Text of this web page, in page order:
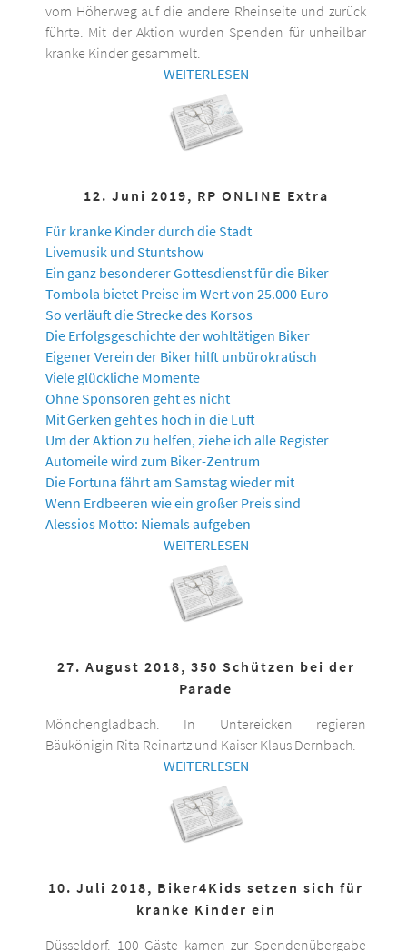
vom Höherweg auf die andere Rheinseite und zurück
führte. Mit der Aktion wurden Spenden für unheilbar
kranke Kinder gesammelt.
WEITERLESEN
12. Juni 2019, RP ONLINE Extra
Für kranke Kinder durch die Stadt
Livemusik und Stuntshow
Ein ganz besonderer Gottesdienst für die Biker
Tombola bietet Preise im Wert von 25.000 Euro
So verläuft die Strecke des Korsos
Die Erfolgsgeschichte der wohltätigen Biker
Eigener Verein der Biker hilft unbürokratisch
Viele glückliche Momente
Ohne Sponsoren geht es nicht
Mit Gerken geht es hoch in die Luft
Um der Aktion zu helfen, ziehe ich alle Register
Automeile wird zum Biker-Zentrum
Die Fortuna fährt am Samstag wieder mit
Wenn Erdbeeren wie ein großer Preis sind
Alessios Motto: Niemals aufgeben
WEITERLESEN
27. August 2018, 350 Schützen bei der
Parade
Mönchengladbach. In Untereicken regieren
Bäukönigin Rita Reinartz und Kaiser Klaus Dernbach.
WEITERLESEN
10. Juli 2018, Biker4Kids setzen sich für
kranke Kinder ein
Düsseldorf. 100 Gäste kamen zur Spendenübergabe